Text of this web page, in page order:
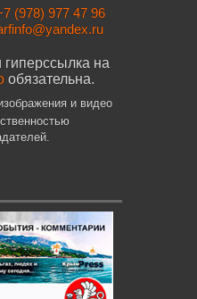
(978) 977 47 96
на
обязательна.
и видео